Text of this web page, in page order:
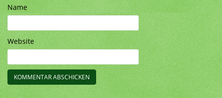
Name
Website